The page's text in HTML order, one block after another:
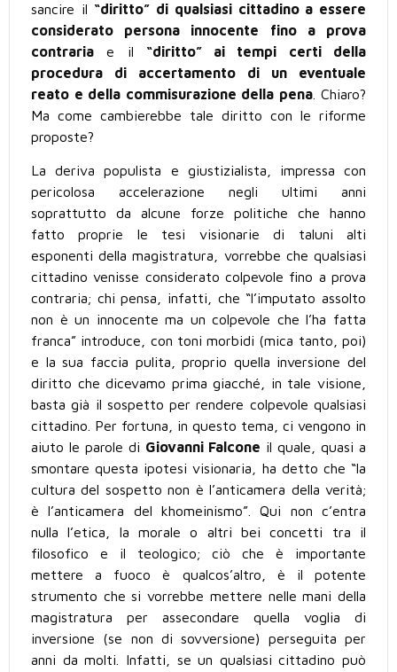
sancire il “diritto” di qualsiasi cittadino a essere
considerato persona innocente fino a prova
contraria e il “diritto” ai tempi certi della
procedura di accertamento di un eventuale
reato e della commisurazione della pena. Chiaro?
Ma come cambierebbe tale diritto con le riforme
proposte?
La deriva populista e giustizialista, impressa con
pericolosa accelerazione negli ultimi anni
soprattutto da alcune forze politiche che hanno
fatto proprie le tesi visionarie di taluni alti
esponenti della magistratura, vorrebbe che qualsiasi
cittadino venisse considerato colpevole fino a prova
contraria; chi pensa, infatti, che “l’imputato assolto
non è un innocente ma un colpevole che l’ha fatta
franca” introduce, con toni morbidi (mica tanto, poi)
e la sua faccia pulita, proprio quella inversione del
diritto che dicevamo prima giacché, in tale visione,
basta già il sospetto per rendere colpevole qualsiasi
cittadino. Per fortuna, in questo tema, ci vengono in
aiuto le parole di Giovanni Falcone il quale, quasi a
smontare questa ipotesi visionaria, ha detto che “la
cultura del sospetto non è l’anticamera della verità;
è l’anticamera del khomeinismo”. Qui non c’entra
nulla l’etica, la morale o altri bei concetti tra il
filosofico e il teologico; ciò che è importante
mettere a fuoco è qualcos’altro, è il potente
strumento che si vorrebbe mettere nelle mani della
magistratura per assecondare quella voglia di
inversione (se non di sovversione) perseguita per
anni da molti. Infatti, se un qualsiasi cittadino può